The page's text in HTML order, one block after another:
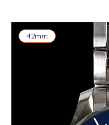
42mm